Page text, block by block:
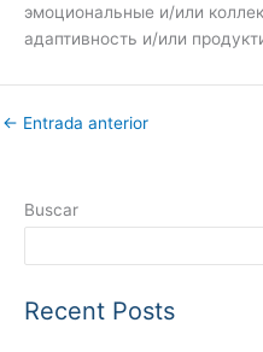
эмоциональные и/или
адаптивность и/или
← Entrada anterior
Buscar
Recent Posts